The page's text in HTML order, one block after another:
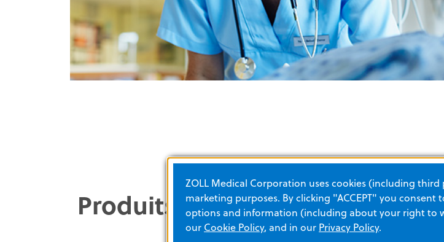
Produits phares
ZOLL Medical Corporation uses cookies (including
marketing purposes. By clicking "ACCEPT" you
options and information (including about your right to
our Cookie Policy, and in our Privacy Policy.